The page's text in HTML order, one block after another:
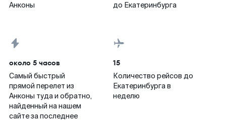
Анконы
до Екатеринбурга
около 5 часов
Самый быстрый
прямой перелет из
Анконы туда и обратно,
найденный на нашем
сайте за последнее
15
Количество рейсов до
Екатеринбурга в
неделю